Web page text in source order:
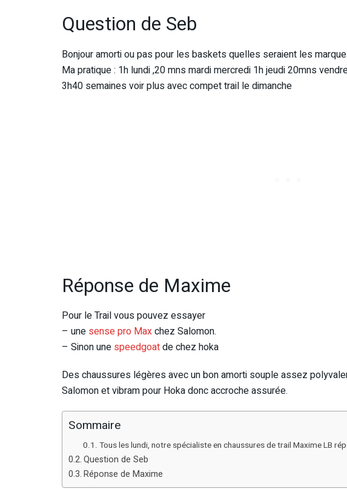
Question de Seb
Bonjour amorti ou pas pour les baskets quelles seraient les
Ma pratique : 1h lundi ,20 mns mardi mercredi 1h jeudi 20mns
3h40 semaines voir plus avec compet trail le dimanche
Réponse de Maxime
Pour le Trail vous pouvez essayer
– une sense pro Maxchez Salomon.
– Sinon une speedgoatde chez hoka
Des chaussures légères avec un bon amorti souple assez
Salomon et vibram pour Hoka donc accroche assurée.
Sommaire
Tous les lundi, notre spécialiste en chaussures de trail Maxime LB
Question de Seb
Réponse de Maxime